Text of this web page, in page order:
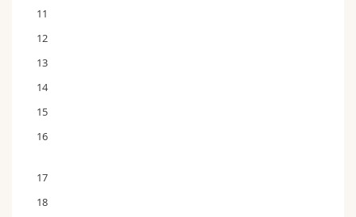
11
12
13
14
15
16
17
18